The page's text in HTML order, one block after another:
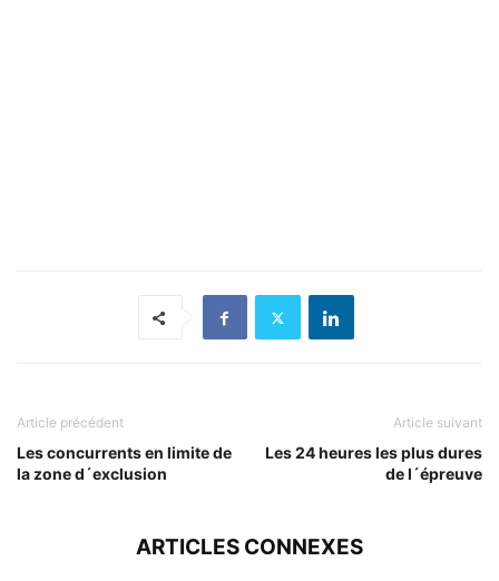
Article précédent
Les concurrents en limite de
la zone d´exclusion
Article suivant
Les 24 heures les plus dures
de l´épreuve
ARTICLES CONNEXES